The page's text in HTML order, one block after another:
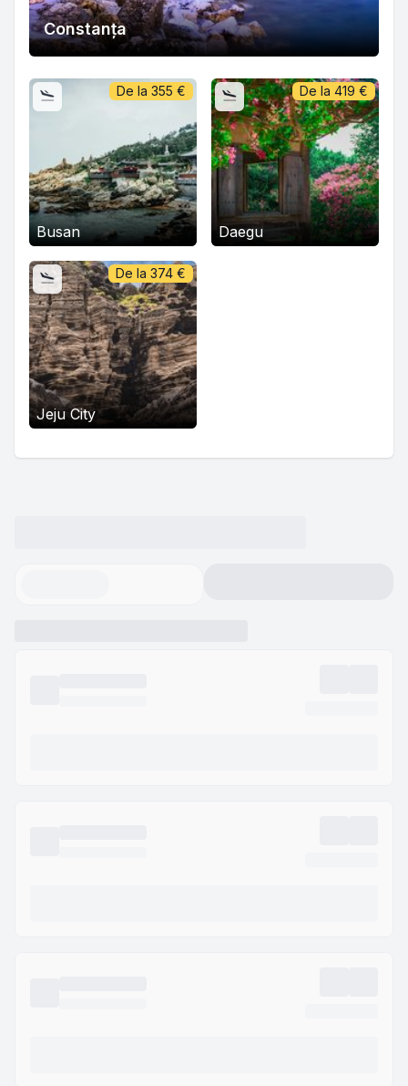
Constanța
Busan
De la 355 €
Daegu
De la 419 €
Jeju City
De la 374 €